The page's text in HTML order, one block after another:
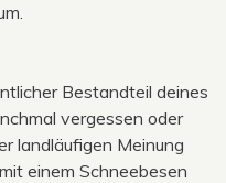
Bestandteil deines
vergessen oder
landläufigen Meinung
einem Schneebesen